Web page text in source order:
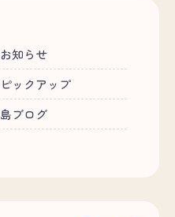
お知らせ
ピックアップ
島ブログ